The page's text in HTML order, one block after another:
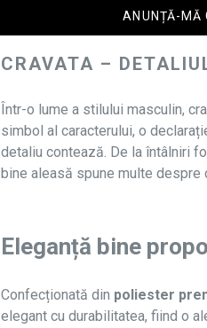
ANUNȚĂ-MĂ
CRAVATA –
Într-o lume a stilului masculin,
simbol al caracterului, o
detaliu contează. De la întâlniri
bine aleasă spune multe despre
Eleganță bine
Confecționată din poliester
elegant cu durabilitatea, fiind o